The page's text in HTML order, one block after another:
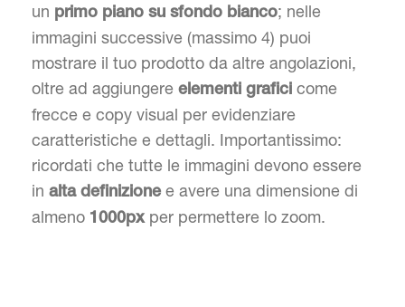
un primo piano su sfondo bianco; nelle
immagini successive (massimo 4) puoi
mostrare il tuo prodotto da altre angolazioni,
oltre ad aggiungere elementi grafici come
frecce e copy visual per evidenziare
caratteristiche e dettagli. Importantissimo:
ricordati che tutte le immagini devono essere
in alta definizionee avere una dimensione di
almeno 1000px per permettere lo zoom.